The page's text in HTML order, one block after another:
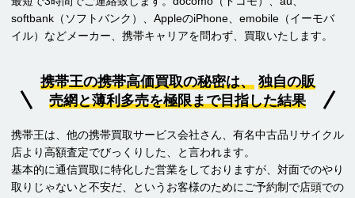
softbank（ソフトバンク）、AppleのiPhone、emobile（イーモバ
イル）などメーカー、携帯キャリアを問わず、買取いたします。
携帯王の携帯高価買取の秘密は、 独自の販
売網と薄利多売を極限まで目指した結果
携帯王は、他の携帯買取サービス会社さん、有名中古品リサイクル
店より高額査定でびっくりした、と言われます。
基本的に通信買取に特化した営業をしておりますが、対面でのやり
取りじゃないと不安だ、というお客様のためにご予約制で店頭での